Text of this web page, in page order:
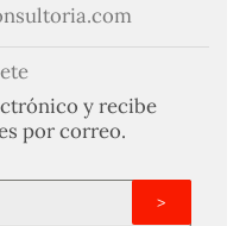
y recibe
por correo.
>